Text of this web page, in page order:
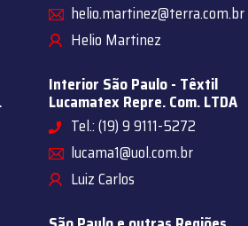
helio.martinez@terra.com.br
Helio Martinez
Interior São Paulo - Têxtil
Lucamatex Repre. Com. LTDA
Tel.: (19) 9 9111-5272
lucama1@uol.com.br
Luiz Carlos